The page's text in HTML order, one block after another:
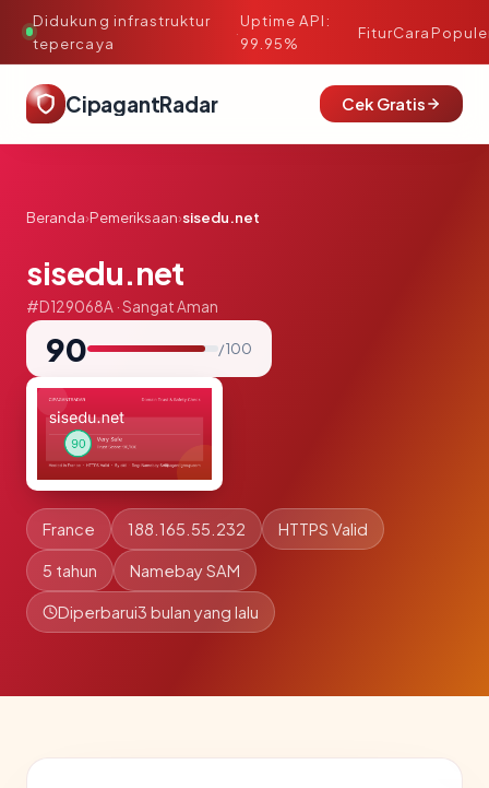
Didukung infrastruktur
tepercaya
·
Uptime API:
99.95%
FiturCara
CipagantRadar Cek Gratis
Beranda›Pemeriksaan›sisedu.net
sisedu.net
#D129068A · Sangat Aman
90 / 100
France 188.165.55.232 HTTPS Valid
5 tahun Namebay SAM
Diperbarui3 bulan yang lalu